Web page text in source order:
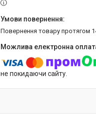
повернення товару протягом
не покидаючи сайту.